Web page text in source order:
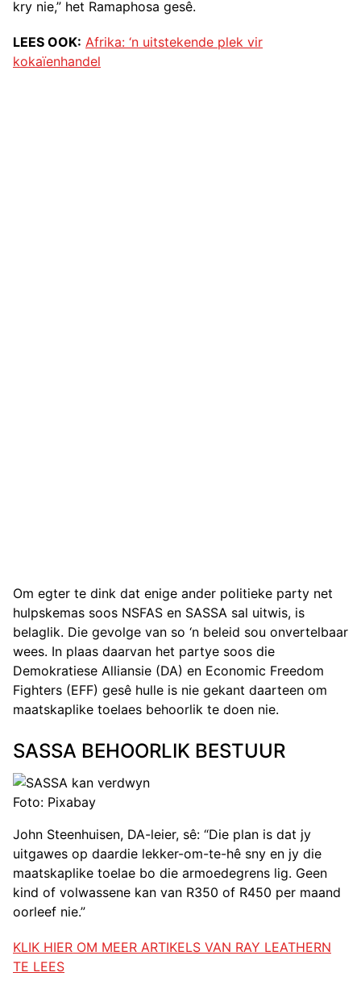
kry nie,” het Ramaphosa gesê.
LEES OOK: Afrika: ‘n uitstekende plek vir
kokaïenhandel
Om egter te dink dat enige ander politieke party net
hulpskemas soos NSFAS en SASSA sal uitwis, is
belaglik. Die gevolge van so ‘n beleid sou onvertelbaar
wees. In plaas daarvan het partye soos die
Demokratiese Alliansie (DA) en Economic Freedom
Fighters (EFF) gesê hulle is nie gekant daarteen om
maatskaplike toelaes behoorlik te doen nie.
SASSA BEHOORLIK BESTUUR
Foto: Pixabay
John Steenhuisen, DA-leier, sê: “Die plan is dat jy
uitgawes op daardie lekker-om-te-hê sny en jy die
maatskaplike toelae bo die armoedegrens lig. Geen
kind of volwassene kan van R350 of R450 per maand
oorleef nie.”
KLIK HIER OM MEER ARTIKELS VAN RAY LEATHERN
TE LEES